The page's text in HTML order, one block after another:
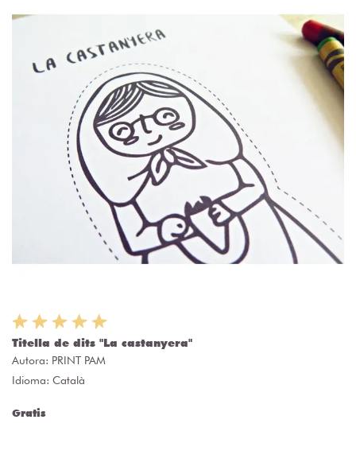
Titella de dits "La castanyera"
Autora: PRINT PAM
Idioma: Català
Gratis